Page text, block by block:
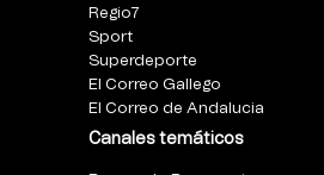
Regio7
Sport
Superdeporte
El Correo Gallego
El Correo de Andalucia
Canales temáticos